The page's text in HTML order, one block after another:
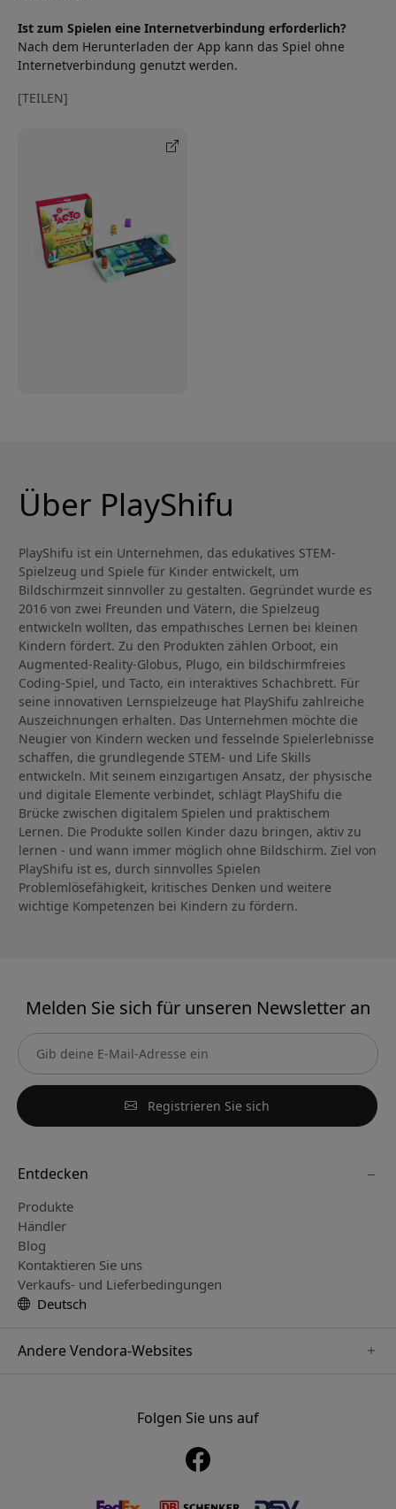
Ist zum Spielen eine Internetverbindung erforderlich?
Nach dem Herunterladen der App kann das Spiel ohne
Internetverbindung genutzt werden.
[TEILEN]
Über PlayShifu
PlayShifu ist ein Unternehmen, das edukatives STEM-
Spielzeug und Spiele für Kinder entwickelt, um
Bildschirmzeit sinnvoller zu gestalten. Gegründet wurde es
2016 von zwei Freunden und Vätern, die Spielzeug
entwickeln wollten, das empathisches Lernen bei kleinen
Kindern fördert. Zu den Produkten zählen Orboot, ein
Augmented-Reality-Globus, Plugo, ein bildschirmfreies
Coding-Spiel, und Tacto, ein interaktives Schachbrett. Für
seine innovativen Lernspielzeuge hat PlayShifu zahlreiche
Auszeichnungen erhalten. Das Unternehmen möchte die
Neugier von Kindern wecken und fesselnde Spielerlebnisse
schaffen, die grundlegende STEM- und Life Skills
entwickeln. Mit seinem einzigartigen Ansatz, der physische
und digitale Elemente verbindet, schlägt PlayShifu die
Brücke zwischen digitalem Spielen und praktischem
Lernen. Die Produkte sollen Kinder dazu bringen, aktiv zu
lernen - und wann immer möglich ohne Bildschirm. Ziel von
PlayShifu ist es, durch sinnvolles Spielen
Problemlösefähigkeit, kritisches Denken und weitere
wichtige Kompetenzen bei Kindern zu fördern.
Melden Sie sich für unseren Newsletter an
Registrieren Sie sich
Entdecken
Produkte
Händler
Blog
Kontaktieren Sie uns
Verkaufs- und Lieferbedingungen
Deutsch
Andere Vendora-Websites
www.nordicsmartlight.seFolgen Sie uns auf